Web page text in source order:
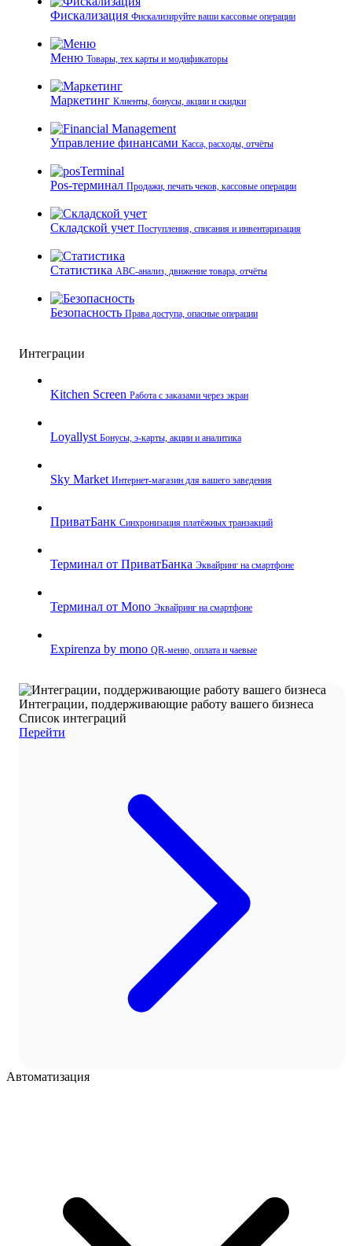
Фискализация Фискализируйте ваши кассовые операции
Меню Товары, тех карты и модификаторы
Маркетинг Клиенты, бонусы, акции и скидки
Управление финансами Касса, расходы, отчёты
Pos-терминал Продажи, печать чеков, кассовые операции
Складской учет Поступления, списания и инвентаризация
Статистика ABC-анализ, движение товара, отчёты
Безопасность Права доступа, опасные операции
Интеграции
Kitchen Screen Работа с заказами через экран
Loyallyst Бонусы, э‑карты, акции и аналитика
Sky Market Интернет‑магазин для вашего заведения
ПриватБанк Синхронизация платёжных транзакций
Терминал от ПриватБанка Эквайринг на смартфоне
Терминал от Mono Эквайринг на смартфоне
Expirenza by mono QR‑меню, оплата и чаевые
Интеграции, поддерживающие работу вашего бизнеса
Список интеграций
Перейти
Автоматизация